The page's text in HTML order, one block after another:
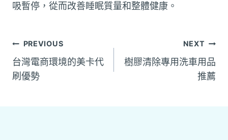
吸暫停，從而改善睡眠質量和整體健康。
文
章
PREVIOUS
台灣電商環境的美卡代
刷優勢
NEXT
樹膠清除專用洗車用品
推薦